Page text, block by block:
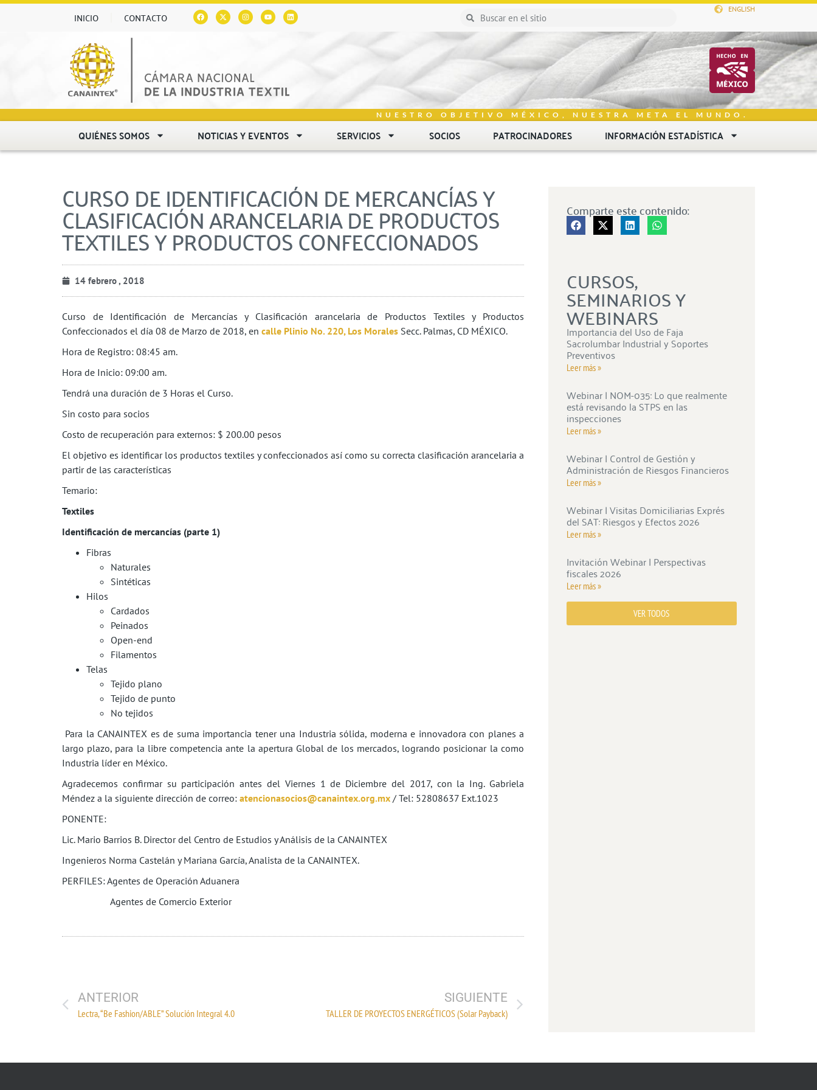
INICIO CONTACTO
ENGLISH
NUESTRO OBJETIVO MÉXICO, NUESTRA META EL MUNDO.
QUIÉNES SOMOS NOTICIAS Y EVENTOS SERVICIOS SOCIOS PATROCINADORES INFORMACIÓN ESTADÍSTICA
CURSO DE IDENTIFICACIÓN DE MERCANCÍAS Y
CLASIFICACIÓN ARANCELARIA DE PRODUCTOS
TEXTILES Y PRODUCTOS CONFECCIONADOS
14 febrero , 2018
Curso de Identificación de Mercancías y Clasificación arancelaria de Productos Textiles y Productos
Confeccionados el día 08 de Marzo de 2018, en calle Plinio No. 220, Los Morales Secc. Palmas, CD MÉXICO.
Hora de Registro: 08:45 am.
Hora de Inicio: 09:00 am.
Tendrá una duración de 3 Horas el Curso.
Sin costo para socios
Costo de recuperación para externos: $ 200.00 pesos
El objetivo es identificar los productos textiles y confeccionados así como su correcta clasificación arancelaria a
partir de las características
Temario:
Textiles
Identificación de mercancías (parte 1)
Fibras
Naturales
Sintéticas
Hilos
Cardados
Peinados
Open-end
Filamentos
Telas
Tejido plano
Tejido de punto
No tejidos
Para la CANAINTEX es de suma importancia tener una Industria sólida, moderna e innovadora con planes a
largo plazo, para la libre competencia ante la apertura Global de los mercados, logrando posicionar la como
Industria líder en México.
Agradecemos confirmar su participación antes del Viernes 1 de Diciembre del 2017, con la Ing. Gabriela
Méndez a la siguiente dirección de correo: atencionasocios@canaintex.org.mx / Tel: 52808637 Ext.1023
PONENTE:
Lic. Mario Barrios B. Director del Centro de Estudios y Análisis de la CANAINTEX
Ingenieros Norma Castelán y Mariana García, Analista de la CANAINTEX.
PERFILES: Agentes de Operación Aduanera
Agentes de Comercio Exterior
ANTERIOR
Lectra, “Be Fashion/ABLE” Solución Integral 4.0
SIGUIENTE
TALLER DE PROYECTOS ENERGÉTICOS (Solar Payback)
Comparte este contenido:
CURSOS,
SEMINARIOS Y
WEBINARS
Importancia del Uso de Faja
Sacrolumbar Industrial y Soportes
Preventivos
Leer más »
Webinar | NOM-035: Lo que realmente
está revisando la STPS en las
inspecciones
Leer más »
Webinar | Control de Gestión y
Administración de Riesgos Financieros
Leer más »
Webinar | Visitas Domiciliarias Exprés
del SAT: Riesgos y Efectos 2026
Leer más »
Invitación Webinar | Perspectivas
fiscales 2026
Leer más »
VER TODOS